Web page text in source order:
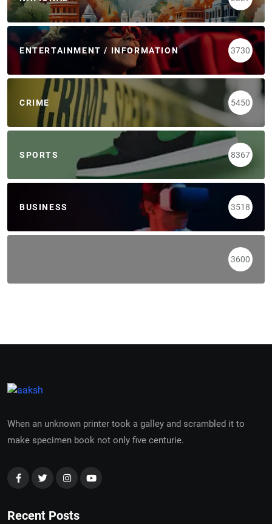
ENTERTAINMENT / INFORMATION 3730
CRIME 5450
SPORTS 8367
BUSINESS 3518
3600
When an unknown printer took a galley and scrambled it to
make specimen book not only five centurie.
Recent Posts